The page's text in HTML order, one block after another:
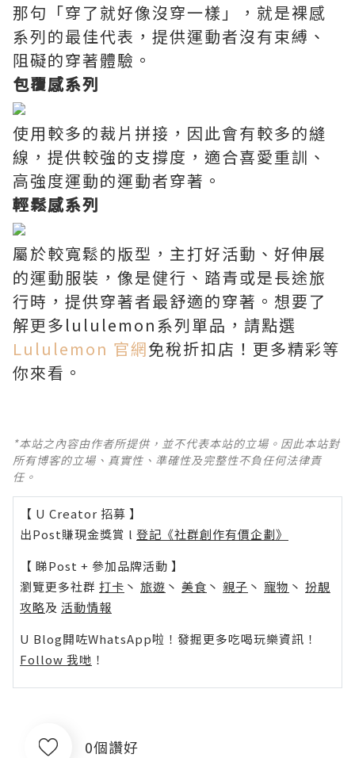
那句「穿了就好像沒穿一樣」，就是裸感
系列的最佳代表，提供運動者沒有束縛、
阻礙的穿著體驗。
包覆感系列
使用較多的裁片拼接，因此會有較多的縫
線，提供較強的支撐度，適合喜愛重訓、
高強度運動的運動者穿著。
輕鬆感系列
屬於較寬鬆的版型，主打好活動、好伸展
的運動服裝，像是健行、踏青或是長途旅
行時，提供穿著者最舒適的穿著。想要了
解更多lululemon系列單品，請點選
Lululemon 官網免稅折扣店！更多精彩等
你來看。
*本站之內容由作者所提供，並不代表本站的立場。因此本站對
所有博客的立場、真實性、準確性及完整性不負任何法律責
任。
【 U Creator 招募 】
出Post賺現金獎賞 l 登記《社群創作有價企劃》
【 睇Post + 參加品牌活動 】
瀏覽更多社群 打卡 丶 旅遊 丶 美食 丶 親子 丶 寵物 丶 扮靚
攻略及 活動情報
U Blog開咗WhatsApp啦！發掘更多吃喝玩樂資訊！
Follow 我哋 ！
0個讚好